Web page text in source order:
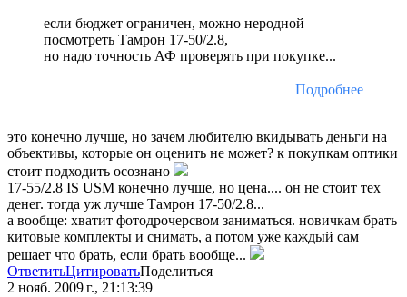
если бюджет ограничен, можно неродной
посмотреть Тамрон 17-50/2.8,
но надо точность АФ проверять при покупке...
Подробнее
это конечно лучше, но зачем любителю вкидывать деньги на
объективы, которые он оценить не может? к покупкам оптики
стоит подходить осознано
17-55/2.8 IS USM конечно лучше, но цена.... он не стоит тех
денег. тогда уж лучше Тамрон 17-50/2.8...
а вообще: хватит фотодрочерсвом заниматься. новичкам брать
китовые комплекты и снимать, а потом уже каждый сам
решает что брать, если брать вообще...
ОтветитьЦитироватьПоделиться
2 нояб. 2009 г., 21:13:39